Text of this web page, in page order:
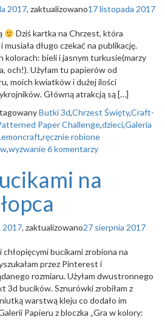
2017, zaktualizowano17 listopada 2017
Dziś kartka na Chrzest, która
długo czekać na publikację.
kolorach: bieli i jasnym turkusie(marzy
och!). Użyłam tu papierów od
moich kwiatków i dużej ilości
Główną atrakcją są […]
Butki 3d,Chrzest Święty,Craft-
Paper Challenge,dzieci,Galeria
,ręcznie robione
,wyzwanie6 komentarzy
na
2017, zaktualizowano27 sierpnia 2017
bucikami zrobiona na
przez Pinterest i
rozmiaru. Użyłam dwustronnego
3d bucików. Sznurówki zrobiłam z
warstwą kleju co dodało im
Papieru z bloczka „Gra w kolory: